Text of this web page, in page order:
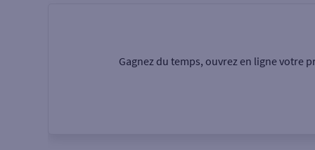
Gagnez du temps, ouvrez en ligne votre